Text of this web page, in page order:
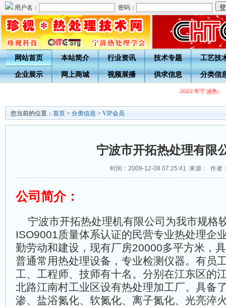
用户名： 密码：
网站首页 本站简介 行业资讯 技术专题 工艺技
企业展示 网上商城 视频展播 供求信息 分类信
·2022年宁波热处
您当前的位置： 首页 > 分类信息 > VIP会员
宁波市开拓热处理有限
时间：2009-12-08 07:25:41 来源： 作者
公司简介：
宁波市开拓热处理机有限公司为我市规格
ISO9001质量体系认证的民营专业热处理企
勤劳动和建设，现有厂房20000多平方米，
普通常用热处理设备，专业检测仪器。有员
工、工程师、技师有十名。分别在江东区的
北路江南村工业区设有热处理加工厂。具备
渗、盐浴氮化、软氮化、离子氮化、光亮淬